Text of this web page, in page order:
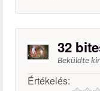
32
Beküldte
Értékelés: